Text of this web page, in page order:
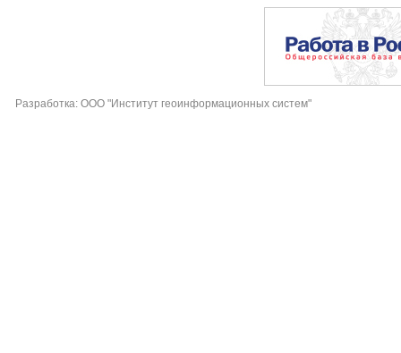
Разработка: ООО "Институт геоинформационных систем"